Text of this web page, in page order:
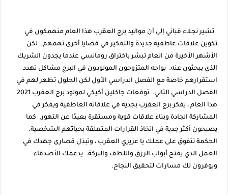
تشير نجلاء قباني إلى أن مواليد برج العقرب هذا العام منهمكون في
تكوين علاقات عاطفية جديدة والتفكير في قضايا أخرى تهمهم. لكن
الأشهر الأخيرة من العام تبشر باختراق رومانسي عندما يجدون الشريك
الذي يبحثون عنه. يواجه المتزوجون المولودون في البرج مشاكل تهدد
استقرارهم خاصة مع الفصل الدراسي الأول لكن الحلول تظهر لهم في
الفصل الدراسي الثاني. توقعات جاكلين أكيكي لمولود برج العقرب 2021
هذا العام ، يفكر برج العقرب بجدية في علاقاته العاطفية ويفكر في
المشاركة الجادة وبناء علاقات قوية ومستقرة بعيدًا عن التهور. كما
يصبحون أكثر جدية في اتخاذ القرارات المتعلقة بحياتهم الشخصية.
الحكمة تتفوق على عملك يا عزيزي العقرب ، وتبذل قصارى جهدك في
العمل الذي يفتح أبواب الرزق واللطف والبركة. يدعمك الأصدقاء
ويوفرون لك مسارات لتحقيق النجاح.